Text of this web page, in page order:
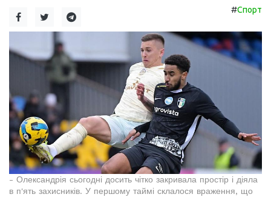
#Спорт
- Олександрія сьогодні досить чітко закривала простір і діяла
в п'ять захисників. У першому таймі склалося враження, що